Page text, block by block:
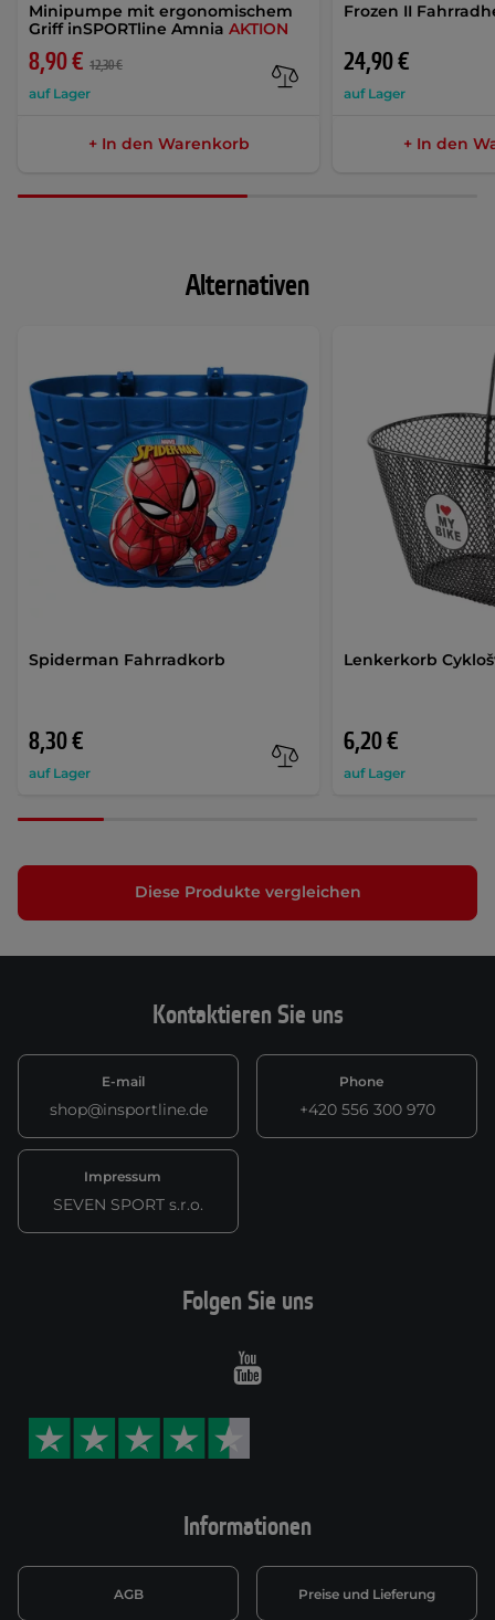
Minipumpe mit ergonomischem
Griff inSPORTline Amnia AKTION
8,90 € 12,30 €
auf Lager
+ In den Warenkorb
Frozen II
24,90 €
auf Lager
+ In den
Alternativen
Spiderman Fahrradkorb
8,30 €
auf Lager
Lenkerkorb
6,20 €
auf Lager
Diese Produkte vergleichen
Kontaktieren Sie uns
E-mail
shop@insportline.de
Phone
+420 556 300 970
Impressum
SEVEN SPORT s.r.o.
Informationen
AGB Preise und Lieferung
Folgen Sie uns
Youtube